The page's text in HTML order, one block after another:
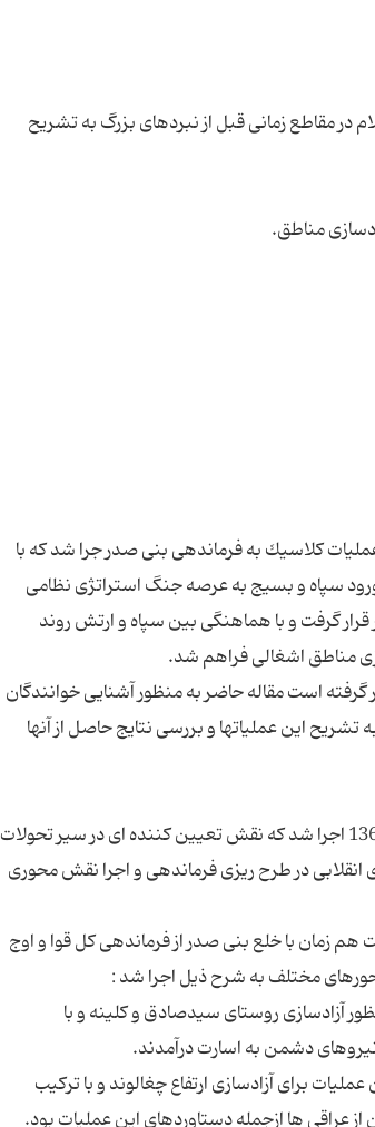
در مقاطع زمانی قبل از نبردهای بزرگ به تشریح
كلاسیك به فرماندهی بنی صدر جرا شد كه با
سپاه و بسیج به عرصه جنگ استراتژی نظامی
گرفت و با هماهنگی بین سپاه و ارتش روند
گرفته است مقاله حاضر به منظور آشنایی خوانندگان
این عملیاتها و بررسی نتایج حاصل از آنها
در ادامه روند جدید جنگ در مجموع 25 عملیات محدود از اسفند 1359 تا مهر1360 اجرا شد كه نقش تعیین كننده ای در سیر تحولات
در طرح ریزی فرماندهی و اجرا نقش محوری
ها كه از اسفند 1359 تا 21 خرداد 1360 ادامه داشت هم زمان با خلع بنی صدر از فرماندهی كل قوا و اوج
در 14 اسفند 1359 ; این عملیات به منظور آزادسازی روستای سیدصادق و كلینه و با
روی ارتفاعات چغالوند در منطقه گیلان غرب در 24 اسفند 1359 ; این عملیات برای آزادسازی ارتفاع چغالوند و با تركیب